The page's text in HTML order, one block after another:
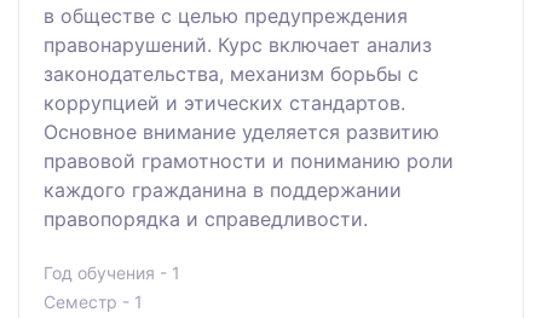
в обществе с целью предупреждения
правонарушений. Курс включает анализ
законодательства, механизм борьбы с
коррупцией и этических стандартов.
Основное внимание уделяется развитию
правовой грамотности и пониманию роли
каждого гражданина в поддержании
правопорядка и справедливости.
Год обучения - 1
Семестр - 1